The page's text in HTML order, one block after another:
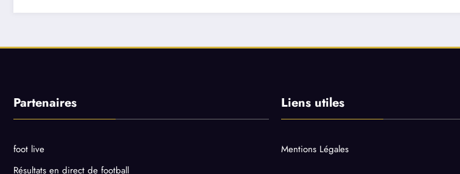
Partenaires
foot live
Résultats en direct de football
Liens utiles
Mentions Légales